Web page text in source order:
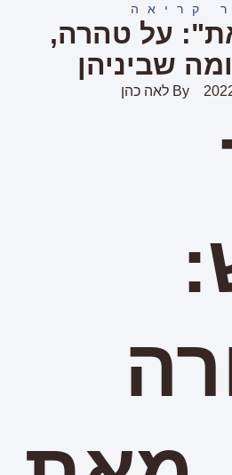
קריאה
על טהרה,
שביניהן
By לאה כהן